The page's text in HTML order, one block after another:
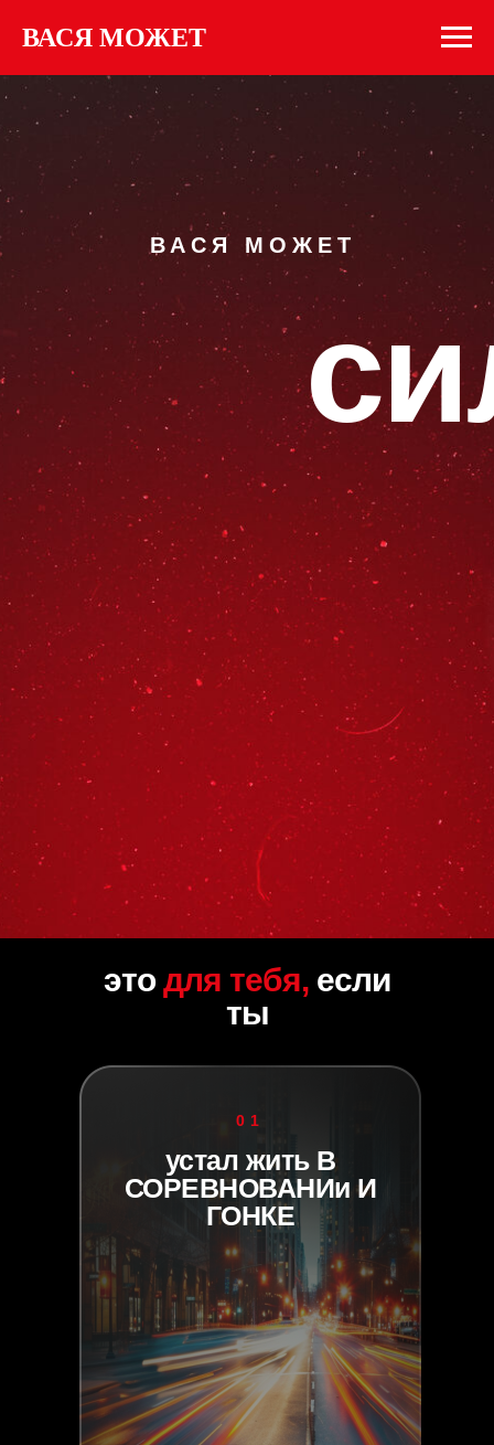
ВАСЯ МОЖЕТ
ВАСЯ МОЖЕТ
этодля тебя, если
ты
01
устал жить В
СОРЕВНОВАНИи И
ГОНКЕ